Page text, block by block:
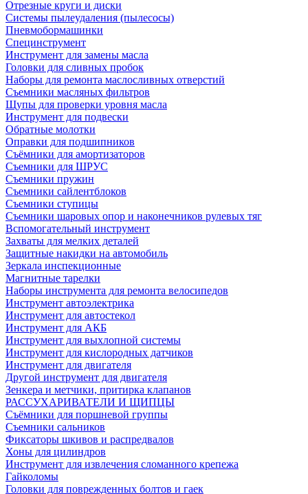
Отрезные круги и диски
Системы пылеудаления (пылесосы)
Пневмобормашинки
Специнструмент
Инструмент для замены масла
Головки для сливных пробок
Наборы для ремонта маслосливных отверстий
Съемники масляных фильтров
Щупы для проверки уровня масла
Инструмент для подвески
Обратные молотки
Оправки для подшипников
Съёмники для амортизаторов
Съемники для ШРУС
Съемники пружин
Съемники сайлентблоков
Съемники ступицы
Съемники шаровых опор и наконечников рулевых тяг
Вспомогательный инструмент
Захваты для мелких деталей
Защитные накидки на автомобиль
Зеркала инспекционные
Магнитные тарелки
Наборы инструмента для ремонта велосипедов
Инструмент автоэлектрика
Инструмент для автостекол
Инструмент для АКБ
Инструмент для выхлопной системы
Инструмент для кислородных датчиков
Инструмент для двигателя
Другой инструмент для двигателя
Зенкера и метчики, притирка клапанов
РАССУХАРИВАТЕЛИ И ЩИПЦЫ
Съёмники для поршневой группы
Съемники сальников
Фиксаторы шкивов и распредвалов
Хоны для цилиндров
Инструмент для извлечения сломанного крепежа
Гайколомы
Головки для поврежденных болтов и гаек